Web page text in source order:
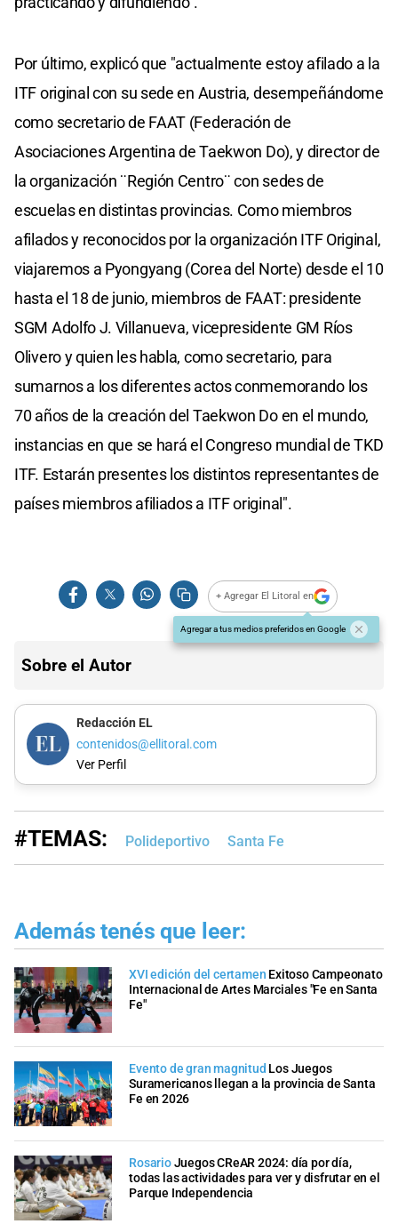
Por último, explicó que "actualmente estoy afilado a la
ITF original con su sede en Austria, desempeñándome
como secretario de FAAT (Federación de
Asociaciones Argentina de Taekwon Do), y director de
la organización ¨Región Centro¨ con sedes de
escuelas en distintas provincias. Como miembros
afilados y reconocidos por la organización ITF Original,
viajaremos a Pyongyang (Corea del Norte) desde el 10
hasta el 18 de junio, miembros de FAAT: presidente
SGM Adolfo J. Villanueva, vicepresidente GM Ríos
Olivero y quien les habla, como secretario, para
sumarnos a los diferentes actos conmemorando los
70 años de la creación del Taekwon Do en el mundo,
instancias en que se hará el Congreso mundial de TKD
ITF. Estarán presentes los distintos representantes de
países miembros afiliados a ITF original".
+ Agregar El Litoral en
Agregar a tus medios preferidos en Google
Sobre el Autor
Redacción EL
contenidos@ellitoral.com
Ver Perfil
#TEMAS: Polideportivo Santa Fe
Además tenés que leer:
XVI edición del certamen Exitoso Campeonato
Internacional de Artes Marciales "Fe en Santa
Fe"
Evento de gran magnitud Los Juegos
Suramericanos llegan a la provincia de Santa
Fe en 2026
RosarioJuegos CReAR 2024: día por día,
todas las actividades para ver y disfrutar en el
Parque Independencia